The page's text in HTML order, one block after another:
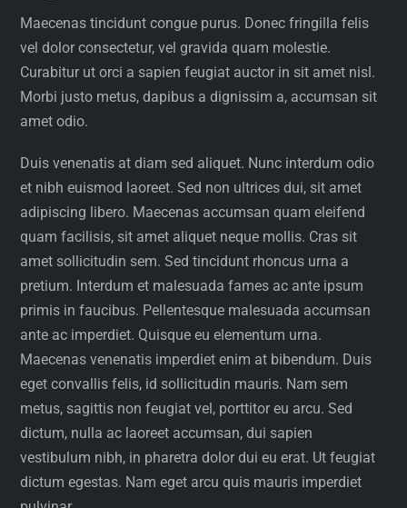
Maecenas tincidunt congue purus. Donec fringilla felis
vel dolor consectetur, vel gravida quam molestie.
Curabitur ut orci a sapien feugiat auctor in sit amet nisl.
Morbi justo metus, dapibus a dignissim a, accumsan sit
amet odio.
Duis venenatis at diam sed aliquet. Nunc interdum odio
et nibh euismod laoreet. Sed non ultrices dui, sit amet
adipiscing libero. Maecenas accumsan quam eleifend
quam facilisis, sit amet aliquet neque mollis. Cras sit
amet sollicitudin sem. Sed tincidunt rhoncus urna a
pretium. Interdum et malesuada fames ac ante ipsum
primis in faucibus. Pellentesque malesuada accumsan
ante ac imperdiet. Quisque eu elementum urna.
Maecenas venenatis imperdiet enim at bibendum. Duis
eget convallis felis, id sollicitudin mauris. Nam sem
metus, sagittis non feugiat vel, porttitor eu arcu. Sed
dictum, nulla ac laoreet accumsan, dui sapien
vestibulum nibh, in pharetra dolor dui eu erat. Ut feugiat
dictum egestas. Nam eget arcu quis mauris imperdiet